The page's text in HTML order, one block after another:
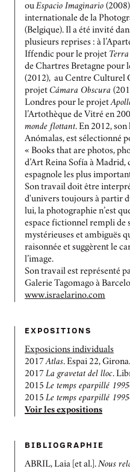
ou Espacio Imaginario
internationale de la
(Belgique). Il a été invité
plusieurs reprises : à
Iffendic pour le projet
de Chartres Bretagne pour
(2012), au Centre Culturel
projet Cámara Obscura
Londres pour le projet
l’Artothèque de Vitré en
monde flottant. En 2012,
Anómalas, est sélectionné
« Books that are photos,
d’Art Reina Sofía à
espagnole les plus
Son travail doit être
d'univers toujours à partir
lui, la photographie n’est
espace fictionnel rempli de
mystérieuses et ambiguës
raisonnée et suggèrent le
l’image.
Son travail est représenté
Galerie Tagomago à
www.israelarino.com
EXPOSITIONS
Exposicions individuals
2017Atlas. Espai 22, Girona.
2017 La gravetat del lloc.
2015 Le temps eparpillé
2015 Le temps eparpillé
Voir les expositions
BIBLIOGRAPHIE
ABRIL, Laia [et al.]. Nous